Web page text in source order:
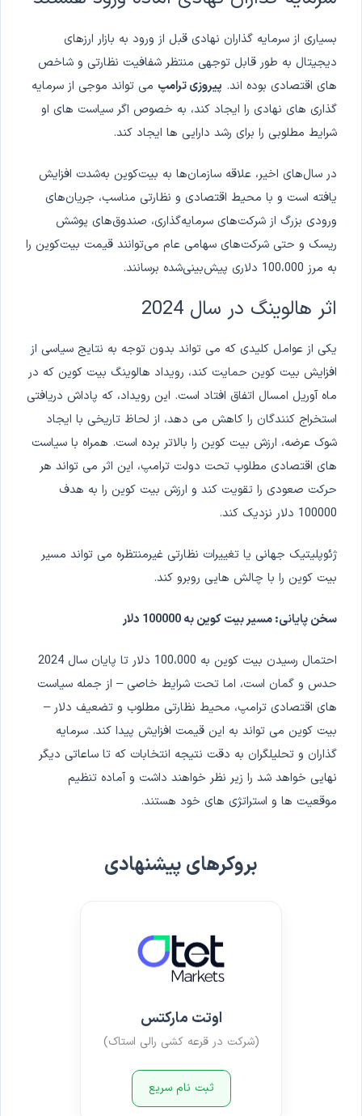
بسیاری از سرمایه گذاران نهادی قبل از ورود به بازار ارزهای
دیجیتال به طور قابل توجهی منتظر شفافیت نظارتی و شاخص
های اقتصادی بوده اند. پیروزی ترامپ می تواند موجی از سرمایه
گذاری های نهادی را ایجاد کند، به خصوص اگر سیاست های او
شرایط مطلوبی را برای رشد دارایی ها ایجاد کند.
در سال‌های اخیر، علاقه سازمان‌ها به بیت‌کوین به‌شدت افزایش
یافته است و با محیط اقتصادی و نظارتی مناسب، جریان‌های
ورودی بزرگ از شرکت‌های سرمایه‌گذاری، صندوق‌های پوشش
ریسک و حتی شرکت‌های سهامی عام می‌توانند قیمت بیت‌کوین را
به مرز 100،000 دلاری پیش‌بینی‌شده برسانند.
اثر هالوینگ در سال 2024
یکی از عوامل کلیدی که می تواند بدون توجه به نتایج سیاسی از
افزایش بیت کوین حمایت کند، رویداد هالوینگ بیت کوین که در
ماه آوریل امسال اتفاق افتاد است. این رویداد، که پاداش دریافتی
استخراج کنندگان را کاهش می دهد، از لحاظ تاریخی با ایجاد
شوک عرضه، ارزش بیت کوین را بالاتر برده است. همراه با سیاست
های اقتصادی مطلوب تحت دولت ترامپ، این اثر می تواند هر
حرکت صعودی را تقویت کند و ارزش بیت کوین را به هدف
100000 دلار نزدیک کند.
ژئوپلیتیک جهانی یا تغییرات نظارتی غیرمنتظره می تواند مسیر
بیت کوین را با چالش هایی روبرو کند.
سخن پایانی: مسیر بیت کوین به 100000 دلار
احتمال رسیدن بیت کوین به 100،000 دلار تا پایان سال 2024
حدس و گمان است، اما تحت شرایط خاصی – از جمله سیاست
های اقتصادی ترامپ، محیط نظارتی مطلوب و تضعیف دلار –
بیت کوین می تواند به این قیمت افزایش پیدا کند. سرمایه
گذاران و تحلیلگران به دقت نتیجه انتخابات که تا ساعاتی دیگر
نهایی خواهد شد را زیر نظر خواهند داشت و آماده تنظیم
موقعیت ها و استراتژی های خود هستند.
بروکرهای پیشنهادی
اوتت مارکتس
(شرکت در قرعه کشی رالی استاک)
ثبت نام سریع